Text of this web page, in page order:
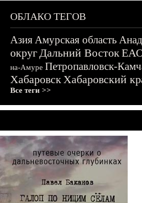
ОБЛАКО ТЕГОВ
АзияАмурская область
округДальний Восток
на-Амуре Петропавловск-
ХабаровскХабаровский
Все теги >>